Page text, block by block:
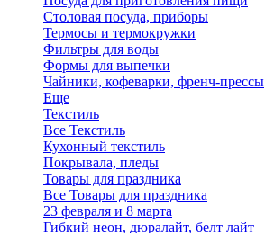
Столовая посуда, приборы
Термосы и термокружки
Фильтры для воды
Формы для выпечки
Чайники, кофеварки, френч-прессы
Еще
Текстиль
Все Текстиль
Кухонный текстиль
Покрывала, пледы
Товары для праздника
Все Товары для праздника
23 февраля и 8 марта
Гибкий неон, дюралайт, белт лайт